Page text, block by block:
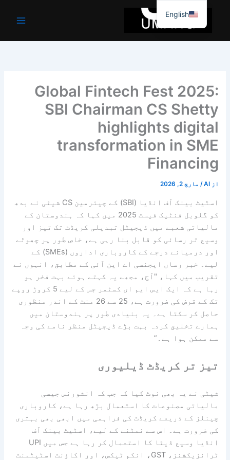
جائیں۔
Global Fintech Fest 2025:
SBI Chairman CS Shetty
highlights digital
transformation in SME
Financing
از AI
/ مارچ 2, 2026
اسٹیٹ بینک آف انڈیا (SBI) کے چیئرمین CS شیٹی نے بدھ
کو گلوبل فنٹیک فیسٹ 2025 میں کہا کہ ہندوستان کے
مالیاتی شعبے میں ڈیجیٹل تبدیلی کریڈٹ تک تیز اور
وسیع تر رسائی کو قابل بنا رہی ہے، خاص طور پر چھوٹے
اور درمیانے درجے کے کاروباری اداروں (SMEs) کے
لیے۔ خبر رساں ایجنسی اے این آئی کے مطابق، انہوں نے
تقریب میں کہا، "آج، مجھے یہ کہتے ہوئے بہت فخر ہو
رہا ہے کہ ایک ایس ایم ای کسٹمر جس کے لیے 5 کروڑ روپے
تک کے قرض کی ضرورت ہے، 25 سے 26 منٹ کے اندر منظوری
حاصل کر سکتا ہے۔ یہ بنیادی طور پر ہندوستان میں
ہمارے تخلیق کردہ بہت بڑے ڈیجیٹل منظر نامے کی وجہ
سے ممکن ہوا ہے۔”
تیز تر کریڈٹ ڈیلیوری
شیٹی نے یہ بھی نوٹ کیا کہ جب کہ انشورنس جیسی
مالیاتی مصنوعات کا استعمال بڑھ رہا ہے، کاروباری
چینلز کے ذریعے کریڈٹ کی فراہمی میں ابھی بھی بہتری
کی ضرورت ہے۔ اس سے نمٹنے کے لیے، اسٹیٹ بینک آف
انڈیا وسیع ڈیٹا کا استعمال کر رہا ہے جس میں UPI
ٹرانزیکشنز، GST، انکم ٹیکس، اور اکاؤنٹ اسٹیٹمنٹ
English